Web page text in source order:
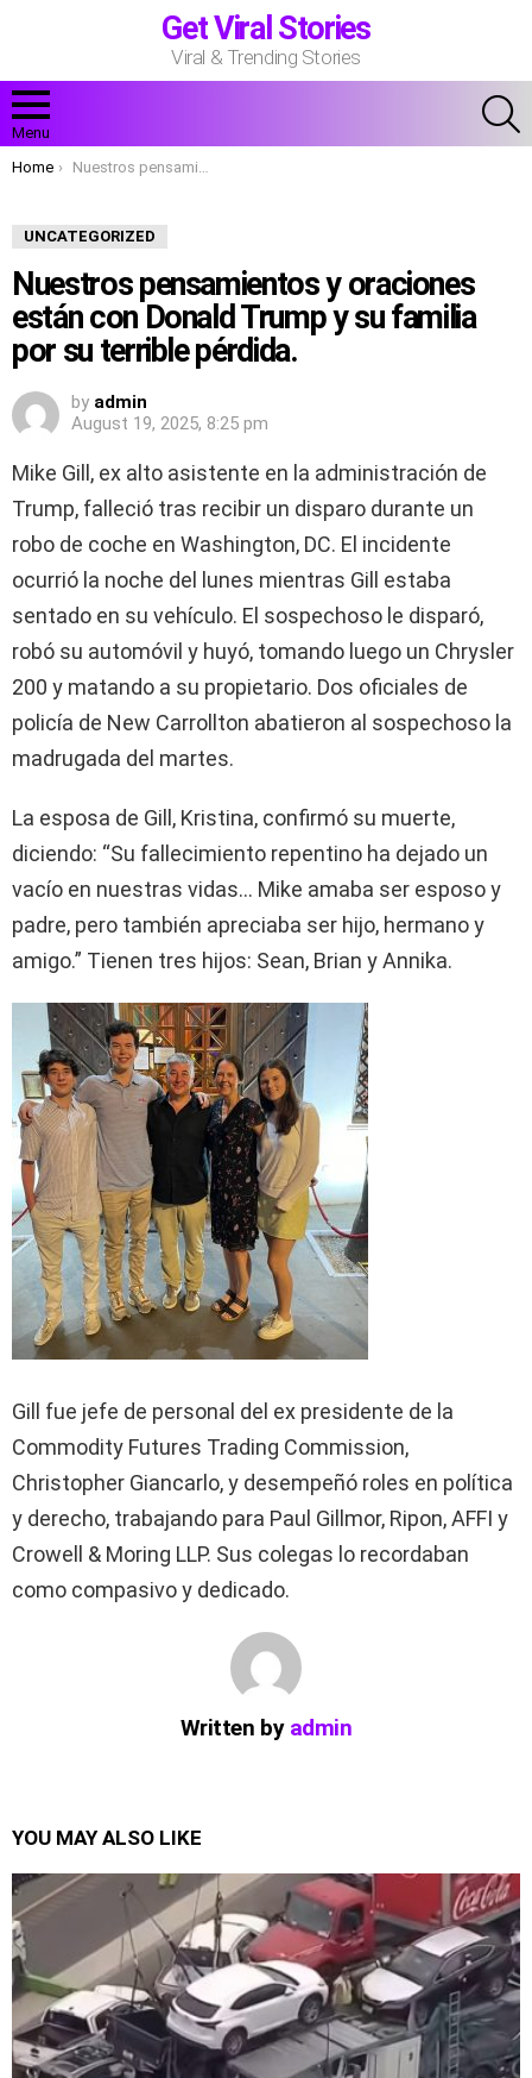
Get Viral Stories
Viral & Trending Stories
Menu
You are here:
Home Nuestros pensamientos y oraciones están con Donald Trump y su familia por su terrible pérdida.
UNCATEGORIZED
Nuestros pensamientos y oraciones
están con Donald Trump y su familia
por su terrible pérdida.
by admin
August 19, 2025, 8:25 pm
Mike Gill, ex alto asistente en la administración de
Trump, falleció tras recibir un disparo durante un
robo de coche en Washington, DC. El incidente
ocurrió la noche del lunes mientras Gill estaba
sentado en su vehículo. El sospechoso le disparó,
robó su automóvil y huyó, tomando luego un Chrysler
200 y matando a su propietario. Dos oficiales de
policía de New Carrollton abatieron al sospechoso la
madrugada del martes.
La esposa de Gill, Kristina, confirmó su muerte,
diciendo: “Su fallecimiento repentino ha dejado un
vacío en nuestras vidas… Mike amaba ser esposo y
padre, pero también apreciaba ser hijo, hermano y
amigo.” Tienen tres hijos: Sean, Brian y Annika.
Gill fue jefe de personal del ex presidente de la
Commodity Futures Trading Commission,
Christopher Giancarlo, y desempeñó roles en política
y derecho, trabajando para Paul Gillmor, Ripon, AFFI y
Crowell & Moring LLP. Sus colegas lo recordaban
como compasivo y dedicado.
Written by admin
YOU MAY ALSO LIKE